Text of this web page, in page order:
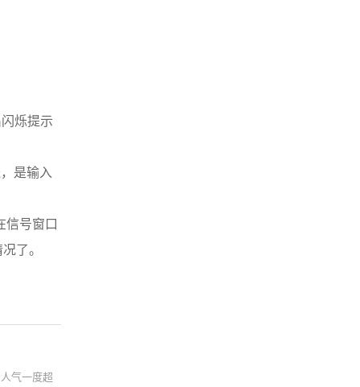
烁提示
是输入
号窗口
了。
气一度超